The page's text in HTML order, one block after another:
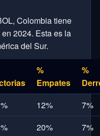
Colombia tiene
2024. Esta es la
del Sur.
%
Empates
%
12%
7%
20%
7%